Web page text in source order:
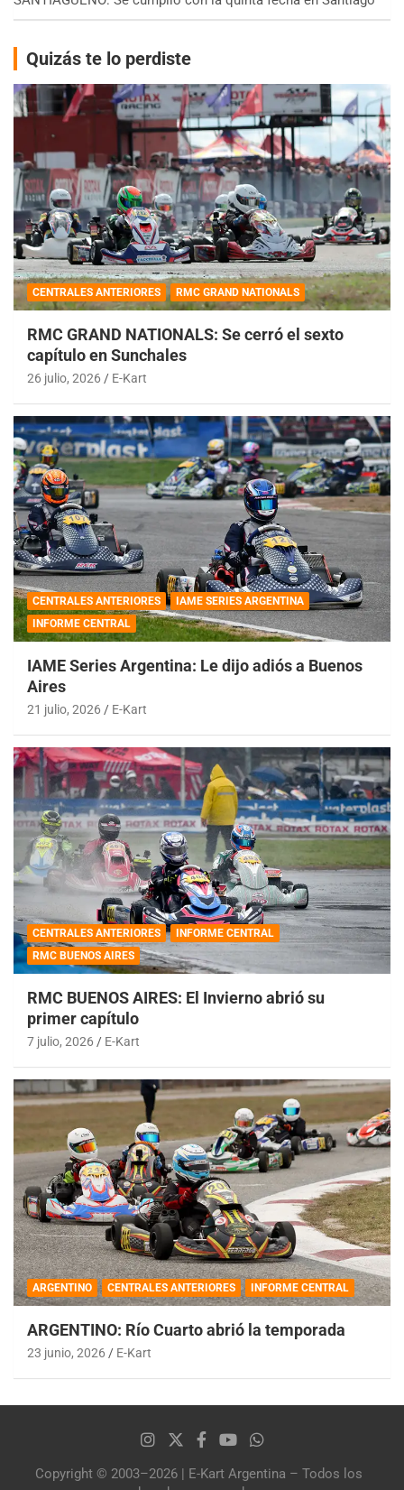
Quizás te lo perdiste
CENTRALES ANTERIORES RMC GRAND NATIONALS
RMC GRAND NATIONALS: Se cerró el sexto
capítulo en Sunchales
26 julio, 2026 E-Kart
CENTRALES ANTERIORES
IAME SERIES ARGENTINA
INFORME CENTRAL
IAME Series Argentina: Le dijo adiós a Buenos
Aires
21 julio, 2026 E-Kart
CENTRALES ANTERIORES
INFORME CENTRAL
RMC BUENOS AIRES
RMC BUENOS AIRES: El Invierno abrió su
primer capítulo
7 julio, 2026 E-Kart
ARGENTINO CENTRALES ANTERIORES INFORME CENTRAL
ARGENTINO: Río Cuarto abrió la temporada
23 junio, 2026 E-Kart
Copyright © 2003–2026 | E-Kart Argentina – Todos los